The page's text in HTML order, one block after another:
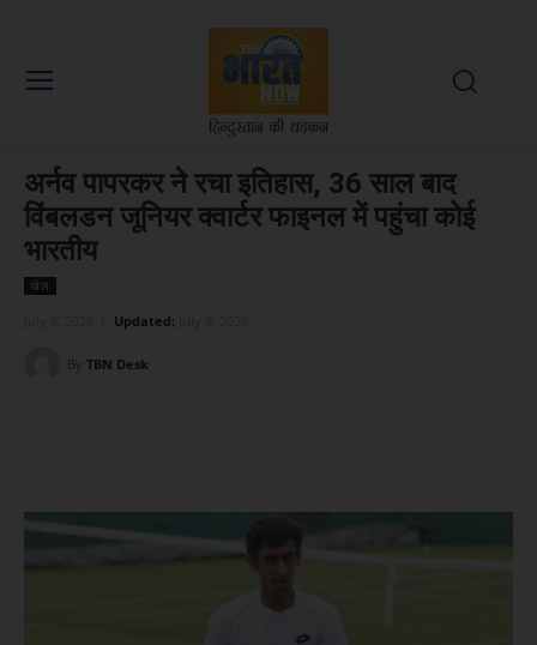
अर्नव पापरकर ने रचा इतिहास, 36 साल बाद
विंबलडन जूनियर क्वार्टर फाइनल में पहुंचा कोई
भारतीय
खेल
Updated:
By TBN Desk